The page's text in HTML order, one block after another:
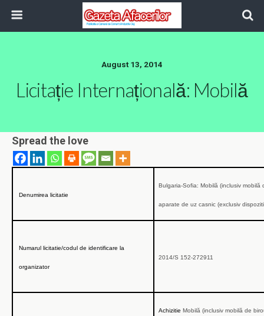
August 13, 2014
Licitație Internațională: Mobilă
Spread the love
Denumirea licitatie
Bulgaria-Sofia: Mobilă (inclusiv mobilă
aparate de uz casnic (exclusiv
Numarul licitatie/codul de identificare la
organizator
2014/S 152-272911
Achizitie Mobilă (inclusiv mobilă de